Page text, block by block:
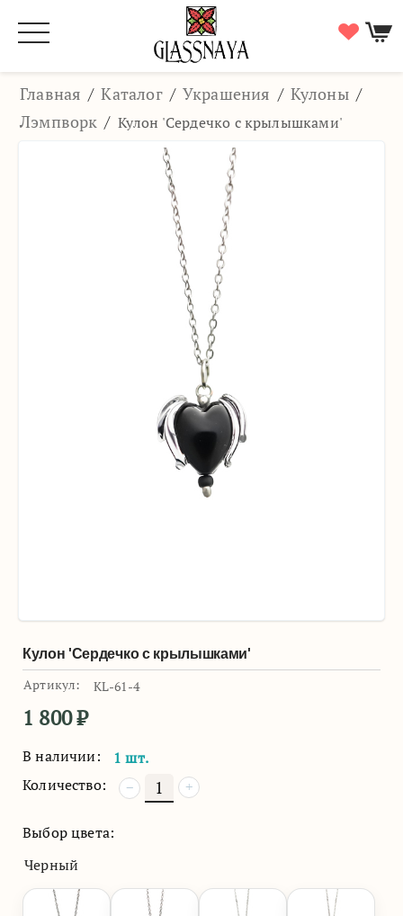
Главная / Каталог / Украшения / Кулоны /
Лэмпворк / Кулон 'Сердечко с крылышками'
Кулон 'Сердечко с крылышками'
Артикул: KL-61-4
1 800₽
В наличии:
1 шт.
Количество:
+
−
Выбор цвета:
Черный